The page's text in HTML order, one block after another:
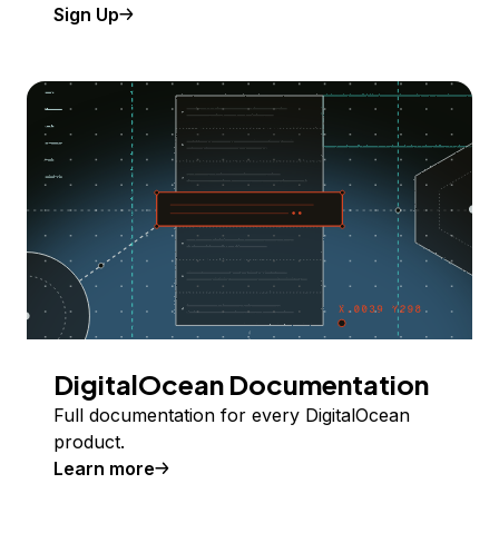
Sign Up
DigitalOcean Documentation
Full documentation for every DigitalOcean
product.
Learn more